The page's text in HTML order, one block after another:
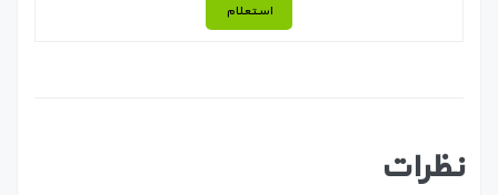
استعلام
نظرات